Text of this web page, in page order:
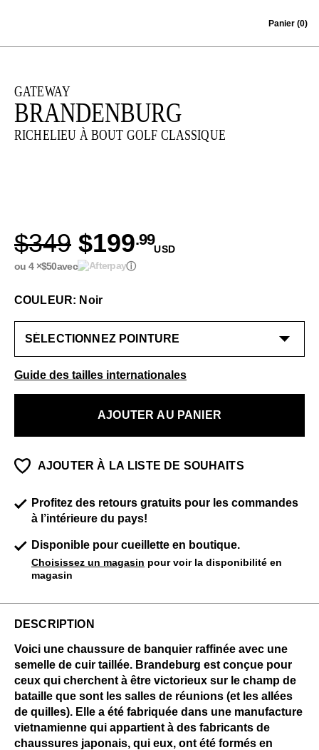
Panier (0)
GATEWAY
BRANDENBURG
RICHELIEU À BOUT GOLF CLASSIQUE
$349 $199.99
USD
ou 4 ×$50avec ⓘ
COULEUR: Noir
Guide des tailles internationales
AJOUTER AU PANIER
AJOUTER À LA LISTE DE SOUHAITS
Profitez des retours gratuits pour les commandes
à l’intérieure du pays!
Disponible pour cueillette en boutique.
Choisissez un magasin pour voir la disponibilité en
magasin
DESCRIPTION
Voici une chaussure de banquier raffinée avec une
semelle de cuir taillée. Brandeburg est conçue pour
ceux qui cherchent à être victorieux sur le champ de
bataille que sont les salles de réunions (et les allées
de quilles). Elle a été fabriquée dans une manufacture
vietnamienne qui appartient à des fabricants de
chaussures japonais, qui eux, ont été formés en